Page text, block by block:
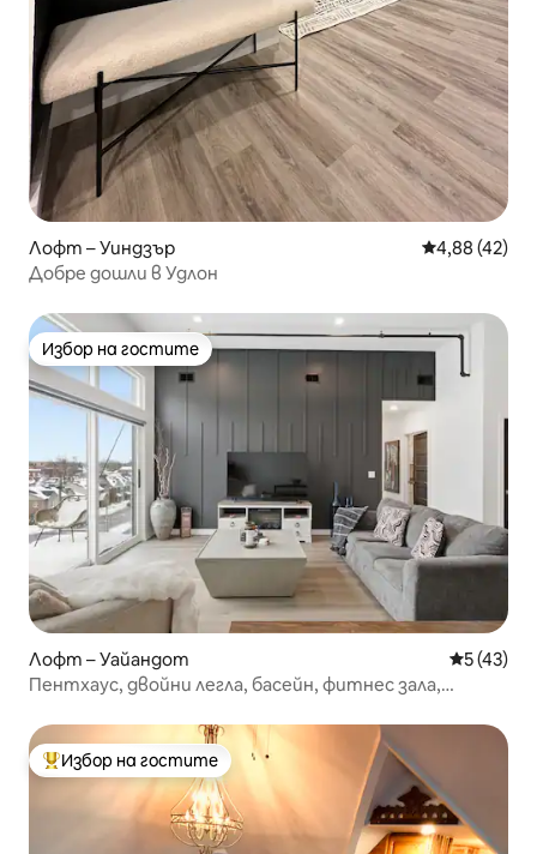
Лофт – Уиндзър Средна
4,88 (42)
Добре дошли в Удлон
Избор на гостите
Избор на гостите
Лофт – Уайандот Средна
5 (43)
Пентхаус, двойни легла, басейн, фитнес зала,
Най-популярен избор на гостите
Избор на гостите